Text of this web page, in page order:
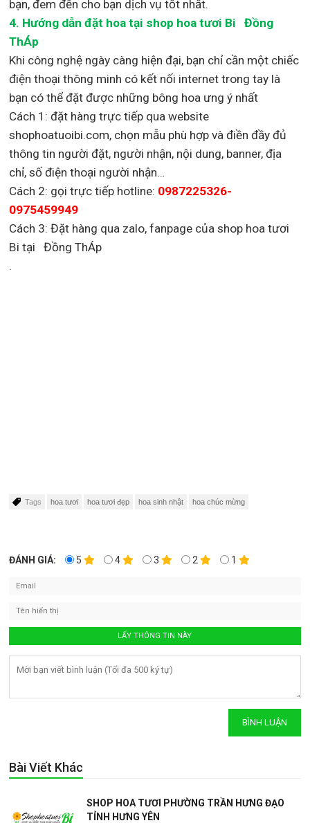
bạn, đem đến cho bạn dịch vụ tốt nhất.
4. Hướng dẫn đặt hoa tại shop hoa tươi Bi Đồng
ThÁp
Khi công nghệ ngày càng hiện đại, bạn chỉ cần một chiếc
điện thoại thông minh có kết nối internet trong tay là
bạn có thể đặt được những bông hoa ưng ý nhất
Cách 1: đặt hàng trực tiếp qua website
shophoatuoibi.com, chọn mẫu phù hợp và điền đầy đủ
thông tin người đặt, người nhận, nội dung, banner, địa
chỉ, số điện thoại người nhận…
Cách 2: gọi trực tiếp hotline: 0987225326-
0975459949
Cách 3: Đặt hàng qua zalo, fanpage của shop hoa tươi
Bi tại Đồng ThÁp
.
Tags hoa tươi hoa tươi đẹp hoa sinh nhật hoa chúc mừng
ĐÁNH GIÁ: 5 4 3 2 1
Bài Viết Khác
SHOP HOA TƯƠI PHƯỜNG TRẦN HƯNG ĐẠO
TỈNH HƯNG YÊN